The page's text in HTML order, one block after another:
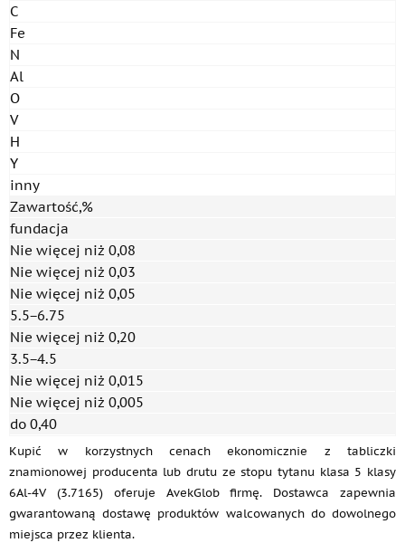
C
Fe
N
Al
O
V
H
Y
inny
Zawartość,%
fundacja
Nie więcej niż 0,08
Nie więcej niż 0,03
Nie więcej niż 0,05
5.5−6.75
Nie więcej niż 0,20
3.5−4.5
Nie więcej niż 0,015
Nie więcej niż 0,005
do 0,40
Kupić w korzystnych cenach ekonomicznie z tabliczki
znamionowej producenta lub drutu ze stopu tytanu klasa 5 klasy
6Al-4V (3.7165) oferuje AvekGlob firmę. Dostawca zapewnia
gwarantowaną dostawę produktów walcowanych do dowolnego
miejsca przez klienta.